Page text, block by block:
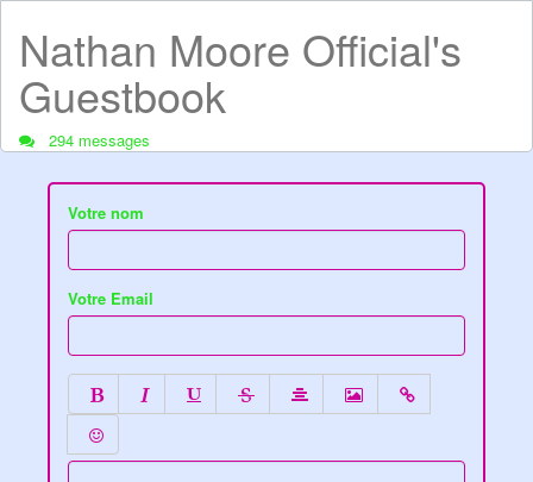
Nathan Moore Official's
Guestbook
294 messages
Votre nom
Votre Email